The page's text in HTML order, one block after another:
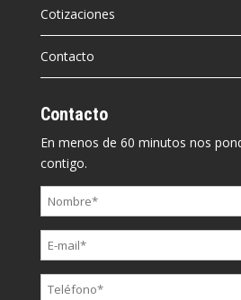
Cotizaciones
Contacto
Contacto
En menos de 60 minutos nos
contigo.